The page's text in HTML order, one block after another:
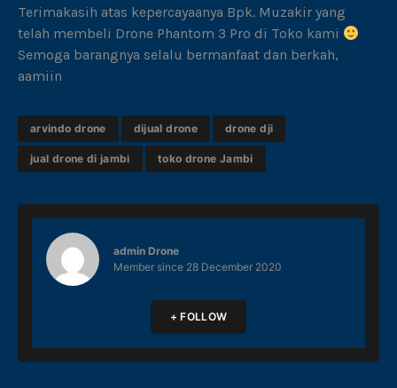
Terimakasih atas kepercayaanya Bpk. Muzakir yang
telah membeli Drone Phantom 3 Pro di Toko kami
Semoga barangnya selalu bermanfaat dan berkah,
aamiin
arvindo drone dijual drone drone dji
jual drone di jambi toko drone Jambi
admin Drone
Member since 28 December 2020
+ FOLLOW